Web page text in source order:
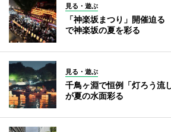
見る・遊ぶ
「神楽坂まつり」開催迫
で神楽坂の夏を彩る
見る・遊ぶ
千鳥ヶ淵で恒例「灯ろう
が夏の水面彩る